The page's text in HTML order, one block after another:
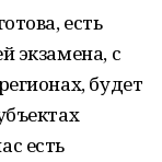
есть
экзамена, с
будет
есть